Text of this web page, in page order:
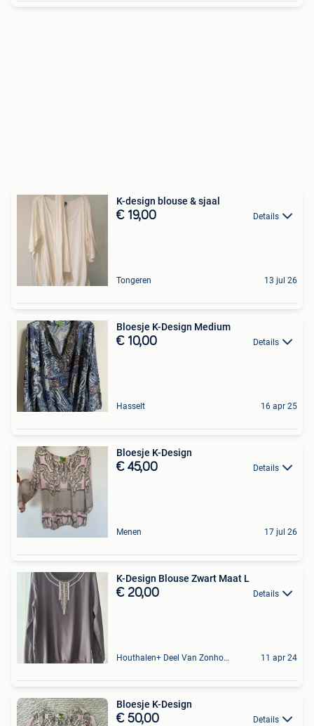
K-design blouse & sjaal
€ 19,00 Details
Tongeren 13 jul 26
Bloesje K-Design Medium
€ 10,00 Details
Hasselt 16 apr 25
Bloesje K-Design
€ 45,00 Details
Menen 17 jul 26
K-Design Blouse Zwart Maat L
€ 20,00 Details
Houthalen+ Deel Van Zonhoven En Zolder 11 apr 24
Bloesje K-Design
€ 50,00 Details